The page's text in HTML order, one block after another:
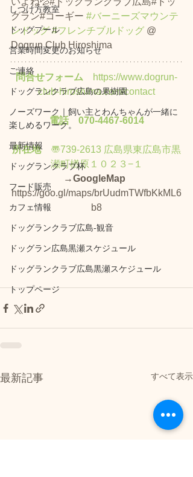
しつけ方教室
ドッグプール
営業時間変更のお知らせ
ご連絡
ドッグランクラブ広島の果樹園
ノーズワーク｜飼い主とわんちゃんが一緒に
楽しめるワーク。
最新情報
ドッグランクラブ杯
フード販売
カフェ情報
ドッグランクラブ広島‐観音
ドッグラン広島黒瀬スケジュール
ドッグランクラブ広島黒瀬スケジュール
トップページ
グラン#コーギー #バーニーズマウンテ
ンドッグ #フレンチブルドッグ @
Dogrun Club Hiroshima
問合せフォーム
https://www.dogrun-
club-hiroshima.com/contact
電話　070-4467-6014
所在地 〠739-2613 広島県東広島市黒
瀬町楢原１０２３−１
→GoogleMap
https://goo.gl/maps/brUudmTWfbKkML6
b8
最新記事 すべて表示